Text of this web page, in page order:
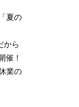
夏の
から
催！
業の